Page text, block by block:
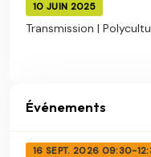
10 JUIN 2025
Transmission |
Événements
16 SEPT. 2026 09:30-